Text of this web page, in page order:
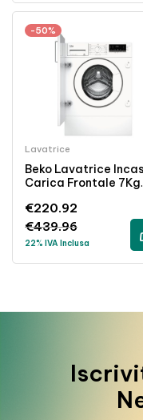
-50%
Lavatrice
Beko Lavatrice
Carica Frontale 7Kg
Bianco
€439.96
€220.92
22% IVA Inclusa